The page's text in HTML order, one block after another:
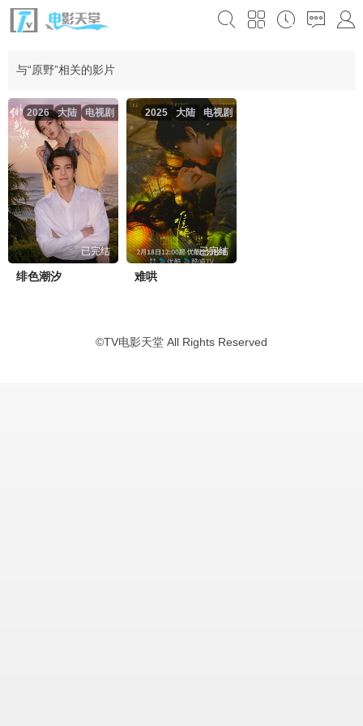
与“原野”相关的影片
电视剧
大陆
2026
已完结
绯色潮汐
电视剧
大陆
2025
已完结
难哄
©TV电影天堂 All Rights Reserved